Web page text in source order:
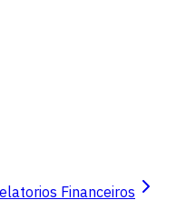
Financeiros